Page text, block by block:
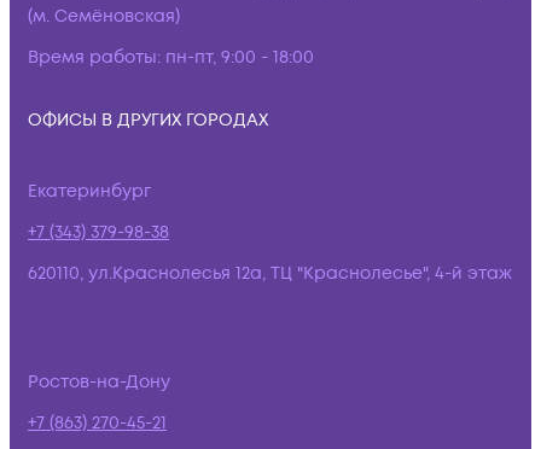
(м. Семёновская)
Время работы: пн-пт, 9:00 - 18:00
ОФИСЫ В ДРУГИХ ГОРОДАХ
Екатеринбург
+7 (343) 379-98-38
620110, ул.Краснолесья 12а, ТЦ "Краснолесье", 4-й этаж
Ростов-на-Дону
+7 (863) 270-45-21